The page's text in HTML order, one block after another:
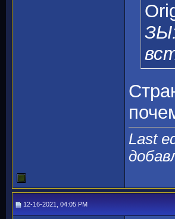
Last
12-16-2021, 04:05 PM